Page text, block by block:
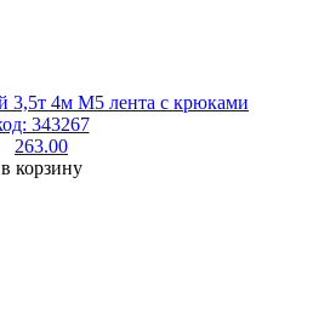
3,5т 4м М5 лента с крюками
343267
263.00
в корзину